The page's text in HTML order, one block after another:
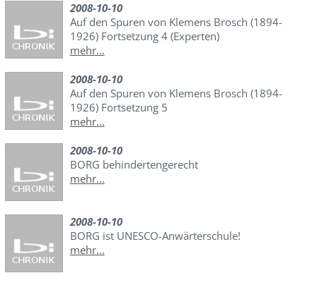
2008-10-10
Auf den Spuren von Klemens Brosch (1894-
1926) Fortsetzung 4 (Experten)
mehr...
2008-10-10
Auf den Spuren von Klemens Brosch (1894-
1926) Fortsetzung 5
mehr...
2008-10-10
BORG behindertengerecht
mehr...
2008-10-10
BORG ist UNESCO-Anwärterschule!
mehr...